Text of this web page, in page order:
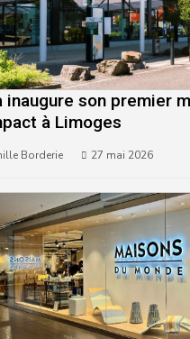
inaugure son premier
à Limoges
Borderie 27 mai 2026